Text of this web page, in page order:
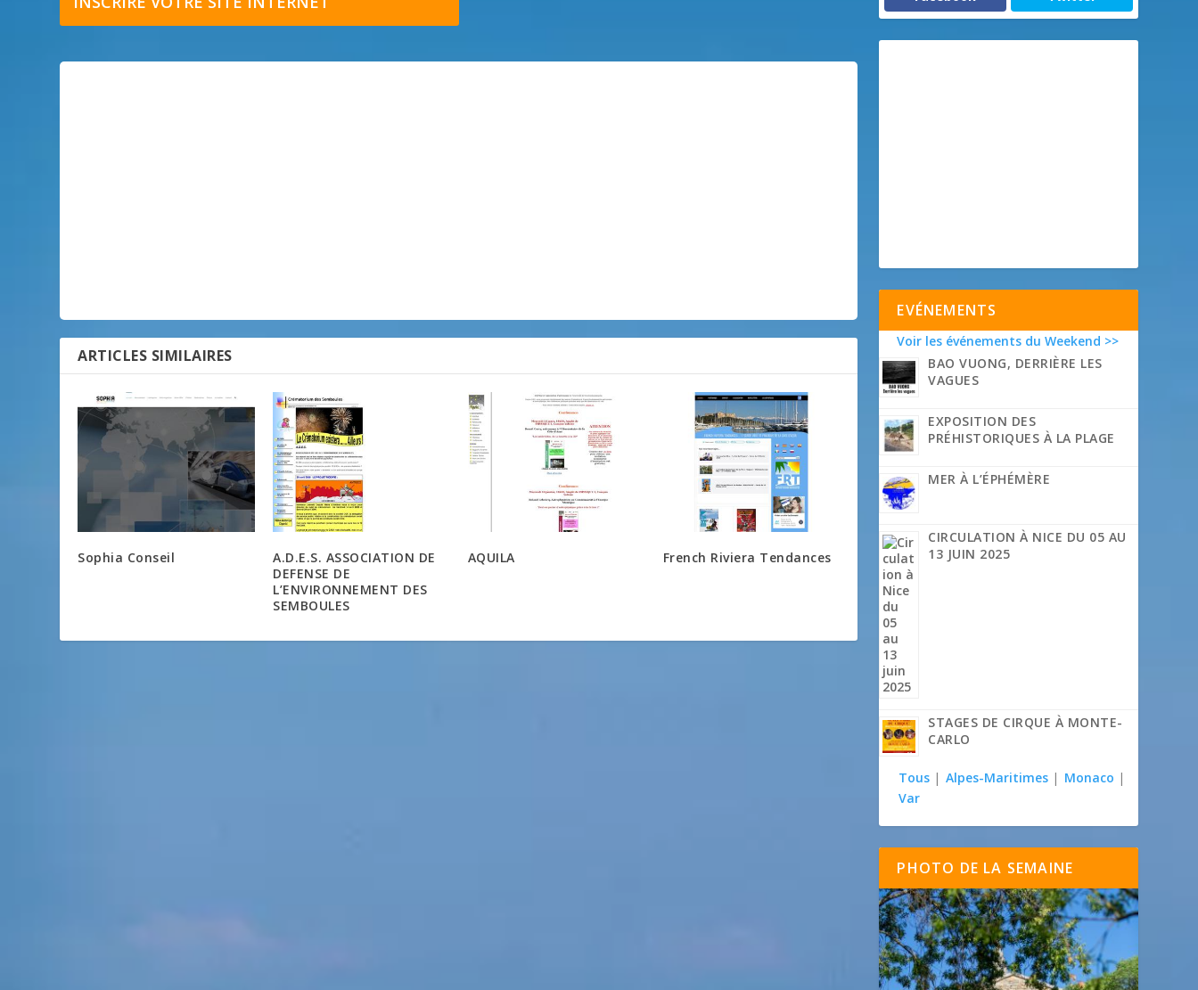
ARTICLES SIMILAIRES
Sophia Conseil
A.D.E.S. ASSOCIATION DE
DEFENSE DE
L’ENVIRONNEMENT DES
SEMBOULES
AQUILA French Riviera Tendances
EVÉNEMENTS
Voir les événements du Weekend >>
BAO VUONG, DERRIÈRE LES
VAGUES
EXPOSITION DES
PRÉHISTORIQUES À LA PLAGE
MER À L’ÉPHÉMÈRE
CIRCULATION À NICE DU 05 AU
13 JUIN 2025
STAGES DE CIRQUE À MONTE-
CARLO
Tous | Alpes-Maritimes | Monaco |
Var
PHOTO DE LA SEMAINE